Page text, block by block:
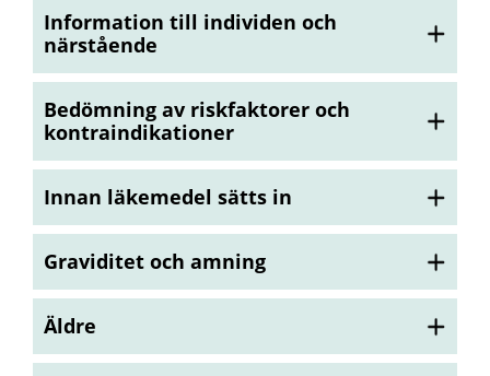
Information till individen och
närstående
Bedömning av riskfaktorer och
kontraindikationer
Innan läkemedel sätts in
Graviditet och amning
Äldre